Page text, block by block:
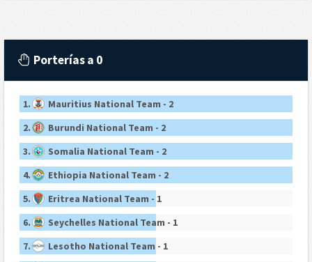
Porterías a 0
1.
Mauritius National Team - 2
2.
Burundi National Team - 2
3.
Somalia National Team - 2
4.
Ethiopia National Team - 2
5.
Eritrea National Team - 1
6.
Seychelles National Team - 1
7.
Lesotho National Team - 1